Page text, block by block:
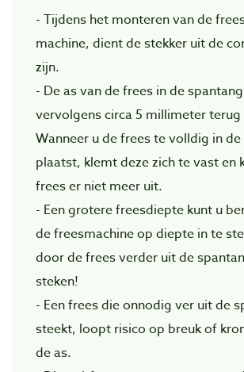
- Tijdens het monteren van de
machine, dient de stekker uit de
zijn.
- De as van de frees in de
vervolgens circa 5 millimeter terug
Wanneer u de frees te volldig in
plaatst, klemt deze zich te vast en
frees er niet meer uit.
- Een grotere freesdiepte kunt u
de freesmachine op diepte in te
door de frees verder uit de
steken!
- Een frees die onnodig ver uit de
steekt, loopt risico op breuk of
de as.